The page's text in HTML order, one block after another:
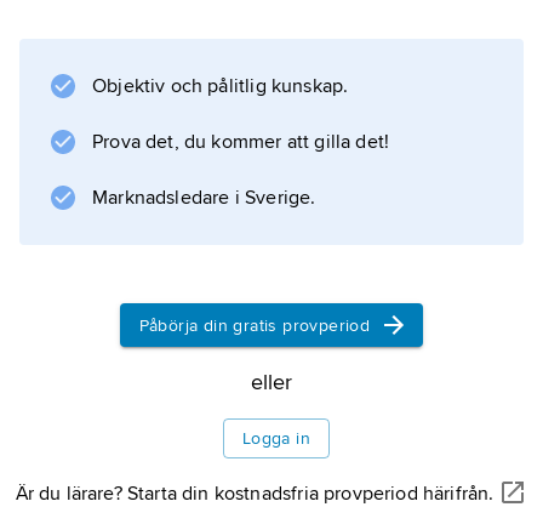
Objektiv och pålitlig kunskap.
Prova det, du kommer att gilla det!
Marknadsledare i Sverige.
Påbörja din gratis provperiod
eller
Logga in
Är du lärare? Starta din kostnadsfria provperiod härifrån.